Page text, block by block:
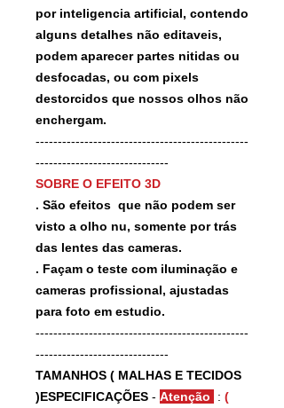
por inteligencia artificial, contendo
alguns detalhes não editaveis,
podem aparecer partes nitidas ou
desfocadas, ou com pixels
destorcidos que nossos olhos não
enchergam.
------------------------------------------------
------------------------------
SOBRE O EFEITO 3D
. São efeitos que não podem ser
visto a olho nu, somente por trás
das lentes das cameras.
. Façam o teste com iluminação e
cameras profissional, ajustadas
para foto em estudio.
------------------------------------------------
------------------------------
TAMANHOS ( MALHAS E TECIDOS
)ESPECIFICAÇÕES - Atenção : (